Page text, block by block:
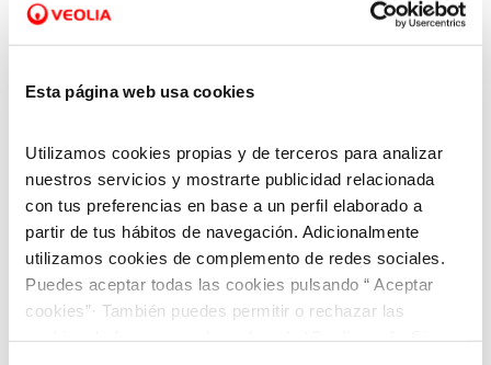
Esta página web usa cookies
Utilizamos cookies propias y de terceros para analizar
nuestros servicios y mostrarte publicidad relacionada
con tus preferencias en base a un perfil elaborado a
partir de tus hábitos de navegación. Adicionalmente
utilizamos cookies de complemento de redes sociales.
Puedes aceptar todas las cookies pulsando “ Aceptar
cookies”· También puedes permitir o rechazar las
Cambio de titular
Tengo agua pero quiero
cambiar el titular del
contrato